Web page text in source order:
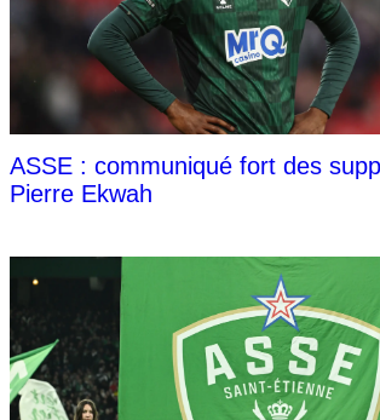
ASSE : communiqué fort des
Pierre Ekwah